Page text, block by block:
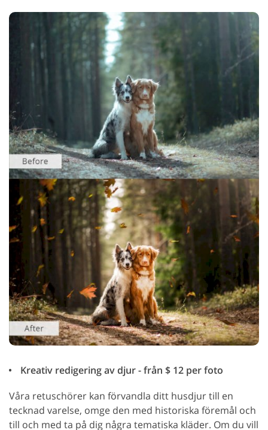
Kreativ redigering av djur - från $ 12 per foto
Våra retuschörer kan förvandla ditt husdjur till en
tecknad varelse, omge den med historiska föremål och
till och med ta på dig några tematiska kläder. Om du vill